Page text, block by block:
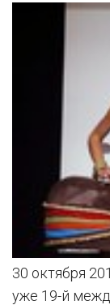
30 октября
уже 19-й